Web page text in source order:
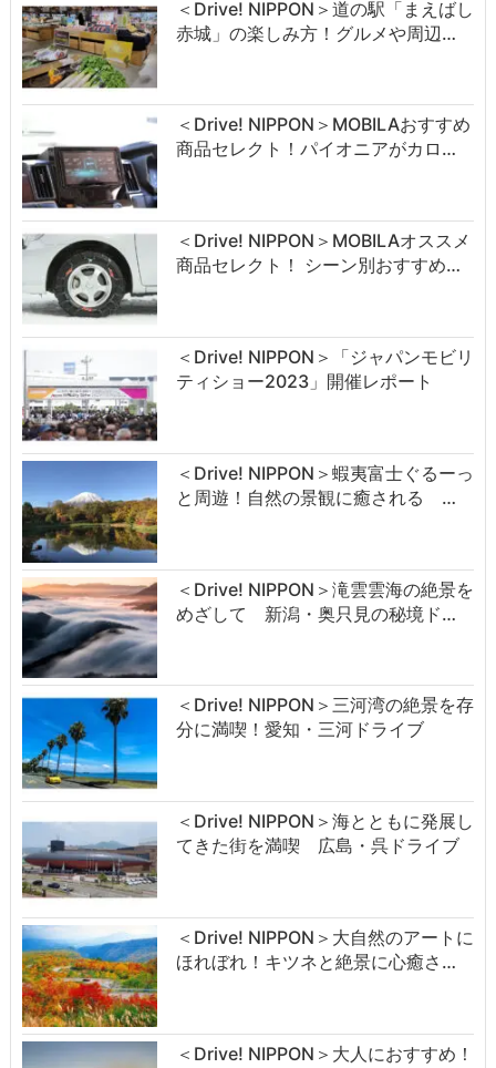
＜Drive! NIPPON＞道の駅「まえばし
赤城」の楽しみ方！グルメや周辺…
＜Drive! NIPPON＞MOBILAおすすめ
商品セレクト！パイオニアがカロ…
＜Drive! NIPPON＞MOBILAオススメ
商品セレクト！ シーン別おすすめ…
＜Drive! NIPPON＞「ジャパンモビリ
ティショー2023」開催レポート
＜Drive! NIPPON＞蝦夷富士ぐるーっ
と周遊！自然の景観に癒される …
＜Drive! NIPPON＞滝雲雲海の絶景を
めざして 新潟・奥只見の秘境ド…
＜Drive! NIPPON＞三河湾の絶景を存
分に満喫！愛知・三河ドライブ
＜Drive! NIPPON＞海とともに発展し
てきた街を満喫 広島・呉ドライブ
＜Drive! NIPPON＞大自然のアートに
ほれぼれ！キツネと絶景に心癒さ…
＜Drive! NIPPON＞大人におすすめ！